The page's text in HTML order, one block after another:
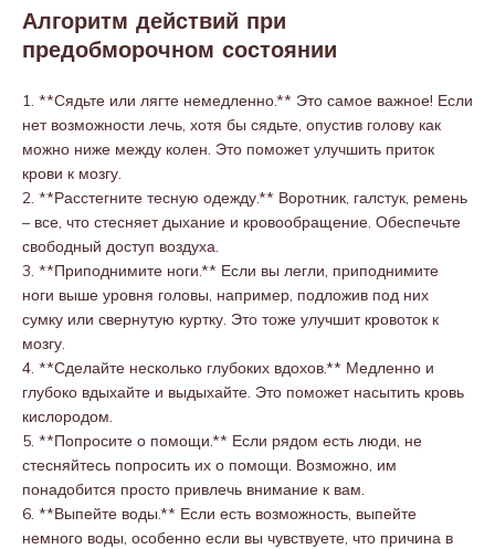
Алгоритм действий при
предобморочном состоянии
1. **Сядьте или лягте немедленно.** Это самое важное! Если
нет возможности лечь, хотя бы сядьте, опустив голову как
можно ниже между колен. Это поможет улучшить приток
крови к мозгу.
2. **Расстегните тесную одежду.** Воротник, галстук, ремень
– все, что стесняет дыхание и кровообращение. Обеспечьте
свободный доступ воздуха.
3. **Приподнимите ноги.** Если вы легли, приподнимите
ноги выше уровня головы, например, подложив под них
сумку или свернутую куртку. Это тоже улучшит кровоток к
мозгу.
4. **Сделайте несколько глубоких вдохов.** Медленно и
глубоко вдыхайте и выдыхайте. Это поможет насытить кровь
кислородом.
5. **Попросите о помощи.** Если рядом есть люди, не
стесняйтесь попросить их о помощи. Возможно, им
понадобится просто привлечь внимание к вам.
6. **Выпейте воды.** Если есть возможность, выпейте
немного воды, особенно если вы чувствуете, что причина в